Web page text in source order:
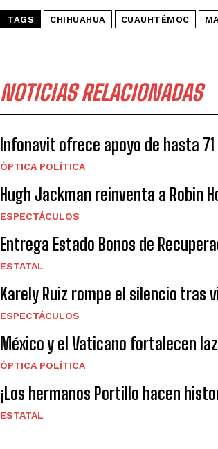
TAGS CHIHUAHUA CUAUHTÉMOC
NOTICIAS RELACIONADAS
Infonavit ofrece apoyo de hasta
ÓPTICA POLÍTICA
Hugh Jackman reinventa a Robin
ESPECTÁCULOS
Entrega Estado Bonos de
ESTATAL
Karely Ruiz rompe el silencio tras
ESPECTÁCULOS
México y el Vaticano fortalecen
ÓPTICA POLÍTICA
¡Los hermanos Portillo hacen
ESTATAL